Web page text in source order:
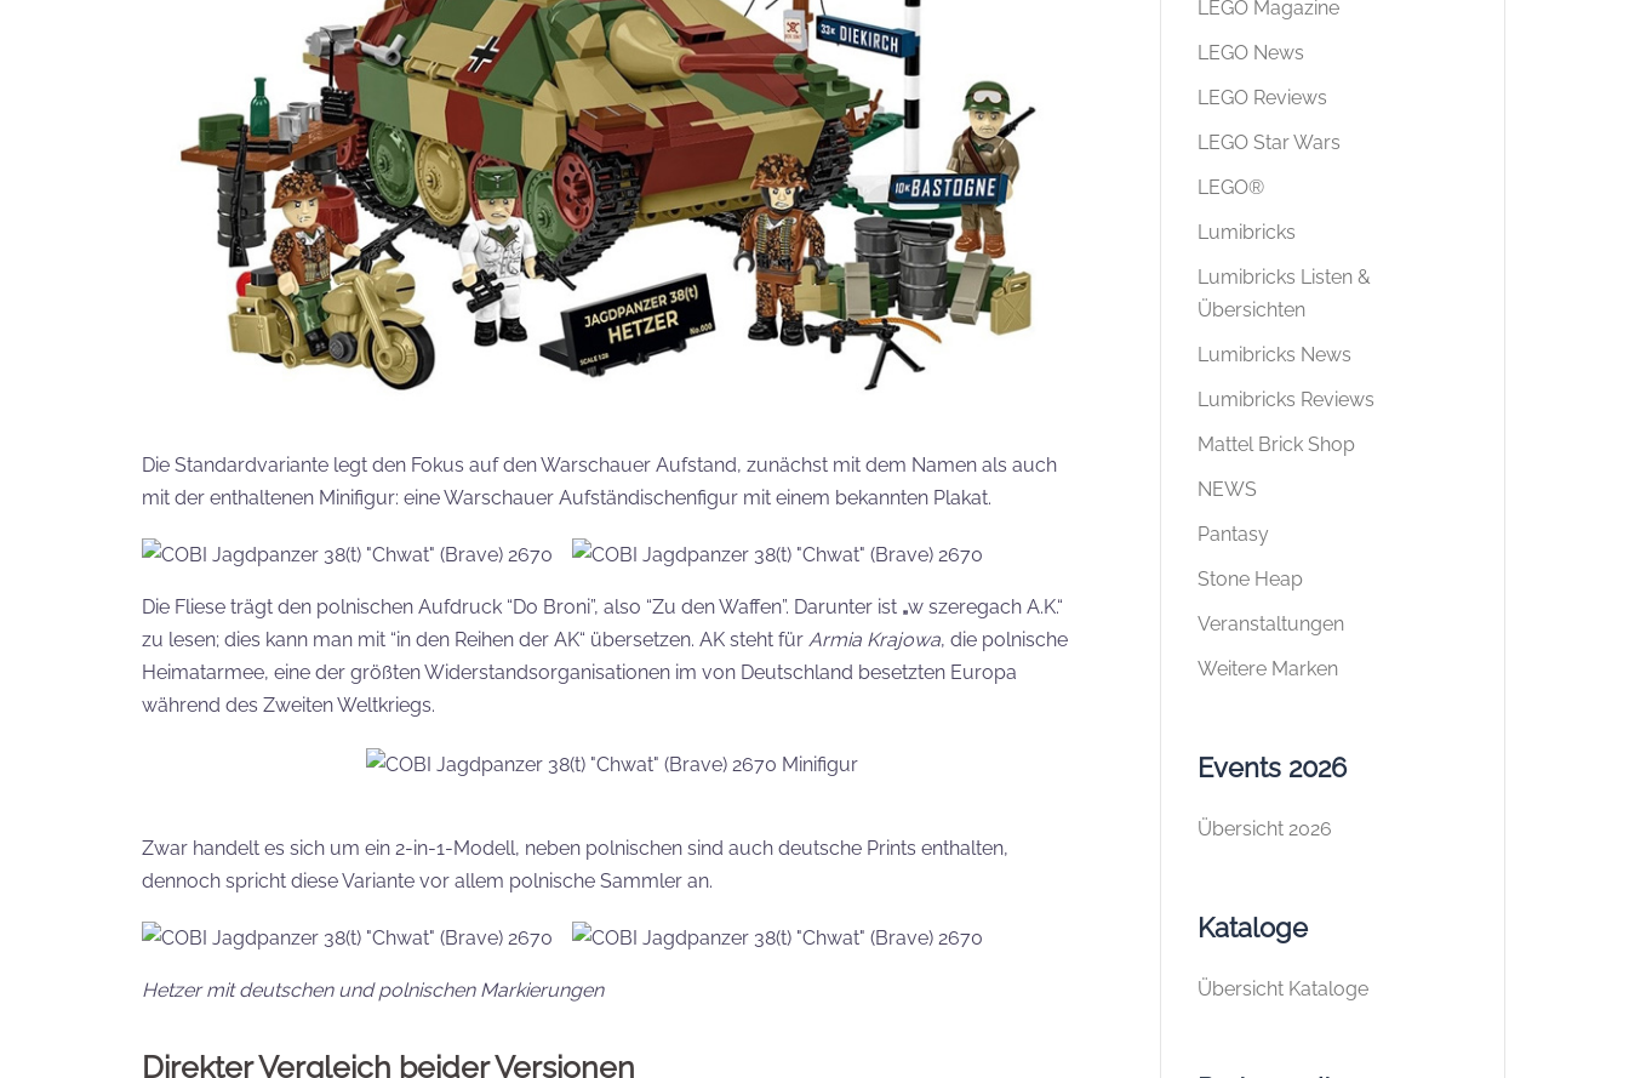
Die Standardvariante legt den Fokus auf den Warschauer Aufstand, zunächst mit dem Namen als auch
mit der enthaltenen Minifigur: eine Warschauer Aufständischenfigur mit einem bekannten Plakat.
Die Fliese trägt den polnischen Aufdruck “Do Broni”, also “Zu den Waffen”. Darunter ist „w szeregach A.K.“
zu lesen; dies kann man mit “in den Reihen der AK“ übersetzen. AK steht für Armia Krajowa, die polnische
Heimatarmee, eine der größten Widerstandsorganisationen im von Deutschland besetzten Europa
während des Zweiten Weltkriegs.
Zwar handelt es sich um ein 2-in-1-Modell, neben polnischen sind auch deutsche Prints enthalten,
dennoch spricht diese Variante vor allem polnische Sammler an.
Hetzer mit deutschen und polnischen Markierungen
Direkter Vergleich beider Versionen
LEGO Magazine
LEGO News
LEGO Reviews
LEGO Star Wars
LEGO®
Lumibricks
Lumibricks Listen &
Übersichten
Lumibricks News
Lumibricks Reviews
Mattel Brick Shop
NEWS
Pantasy
Stone Heap
Veranstaltungen
Weitere Marken
Events 2026
Übersicht 2026
Kataloge
Übersicht Kataloge